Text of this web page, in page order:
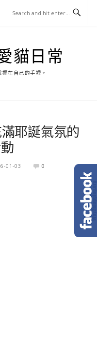
貓日常
在自己的手裡。
耶誕氣氛的
01-03 0